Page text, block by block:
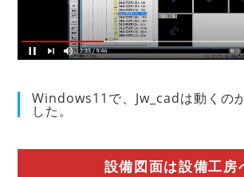
Windows11で、Jw_cadは動くの
した。
設備図面は設備工房